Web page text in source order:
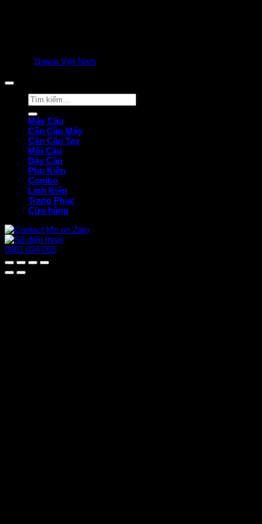
Daiwa Việt Nam
Tìm
kiếm:
Máy Câu
Cần Câu Máy
Cần Câu Tay
Mồi Câu
Dây Câu
Phụ Kiện
Combo
Linh Kiện
Trang Phục
Cửa hàng
0981 024 055